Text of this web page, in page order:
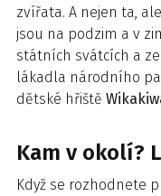
zvířata. A nejen ta,
jsou na podzim a v
státních svátcích a
lákadla národního
dětské hřiště
Kam v okolí?
Když se rozhodnete